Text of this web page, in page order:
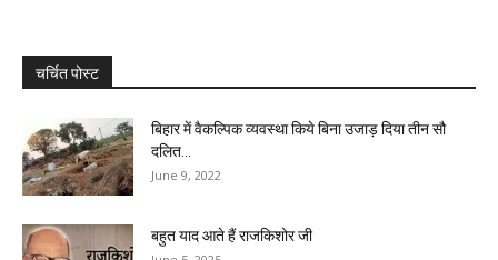
चर्चित पोस्ट
बिहार में वैकल्पिक व्यवस्था किये बिना उजाड़ दिया तीन सौ
दलित...
June 9, 2022
बहुत याद आते हैं राजकिशोर जी